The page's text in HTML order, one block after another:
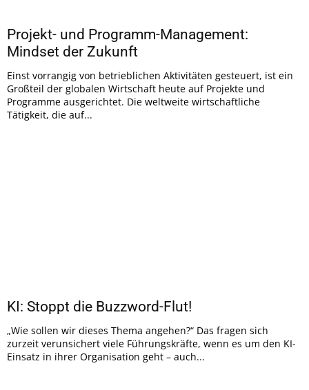
Projekt- und Programm-Management:
Mindset der Zukunft
Einst vorrangig von betrieblichen Aktivitäten gesteuert, ist ein
Großteil der globalen Wirtschaft heute auf Projekte und
Programme ausgerichtet. Die weltweite wirtschaftliche
Tätigkeit, die auf...
KI: Stoppt die Buzzword-Flut!
„Wie sollen wir dieses Thema angehen?“ Das fragen sich
zurzeit verunsichert viele Führungskräfte, wenn es um den KI-
Einsatz in ihrer Organisation geht – auch...